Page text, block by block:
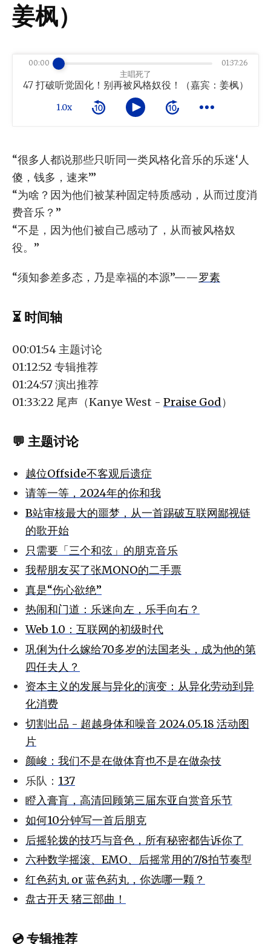
姜枫）
主唱死了
47 打破听觉固化！别再被风格奴役！（嘉宾：姜枫）
1.0x
00:00 01:37:26
“很多人都说那些只听同一类风格化音乐的乐迷‘人
傻，钱多，速来’”
“为啥？因为他们被某种固定特质感动，从而过度消
费音乐？”
“不是，因为他们被自己感动了，从而被风格奴
役。”
“须知参差多态，乃是幸福的本源”——罗素
⏳ 时间轴
00:01:54 主题讨论
01:12:52 专辑推荐
01:24:57 演出推荐
01:33:22 尾声（Kanye West - Praise God）
💬 主题讨论
越位Offside不客观后遗症
请等一等，2024年的你和我
B站审核最大的噩梦，从一首踢破互联网鄙视链
的歌开始
只需要「三个和弦」的朋克音乐
我帮朋友买了张MONO的二手票
真是“伤心欲绝”
热闹和门道：乐迷向左，乐手向右？
Web 1.0：互联网的初级时代
巩俐为什么嫁给70多岁的法国老头，成为他的第
四任夫人？
资本主义的发展与异化的演变：从异化劳动到异
化消费
切割出品 - 超越身体和噪音 2024.05.18 活动图
片
颜峻：我们不是在做体育也不是在做杂技
乐队： 137
瞪入膏肓，高清回顾第三届东亚自赏音乐节
如何10分钟写一首后朋克
后摇轮拨的技巧与音色，所有秘密都告诉你了
六种数学摇滚、EMO、后摇常用的7/8拍节奏型
红色药丸 or 蓝色药丸，你选哪一颗？
盘古开天 猪三部曲！
💿 专辑推荐